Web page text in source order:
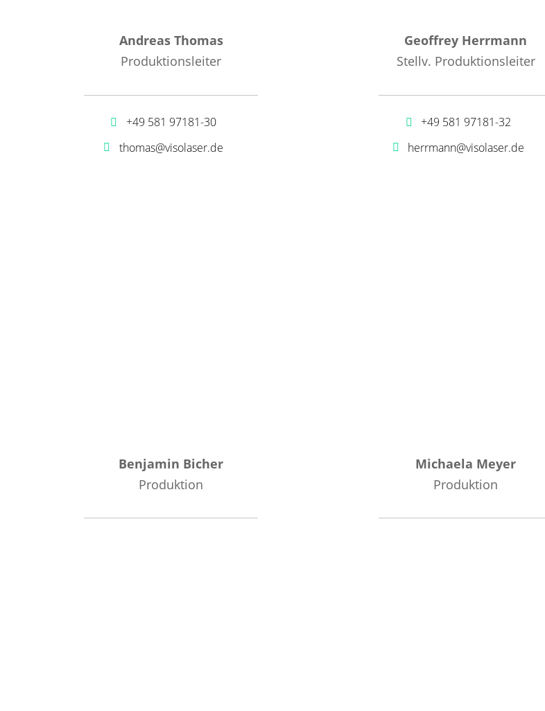
Andreas Thomas
Produktionsleiter
+49 581 97181-30
thomas@visolaser.de
Geoffrey Herrmann
Stellv. Produktionsleiter
+49 581 97181-32
herrmann@visolaser.de
Benjamin Bicher
Produktion
Michaela Meyer
Produktion